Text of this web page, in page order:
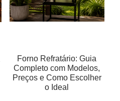
Forno Refratário: Guia
Completo com Modelos,
Preços e Como Escolher
o Ideal